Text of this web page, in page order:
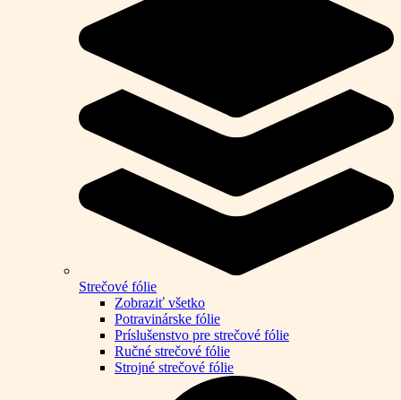
Strečové fólie
Zobraziť všetko
Potravinárske fólie
Príslušenstvo pre strečové fólie
Ručné strečové fólie
Strojné strečové fólie